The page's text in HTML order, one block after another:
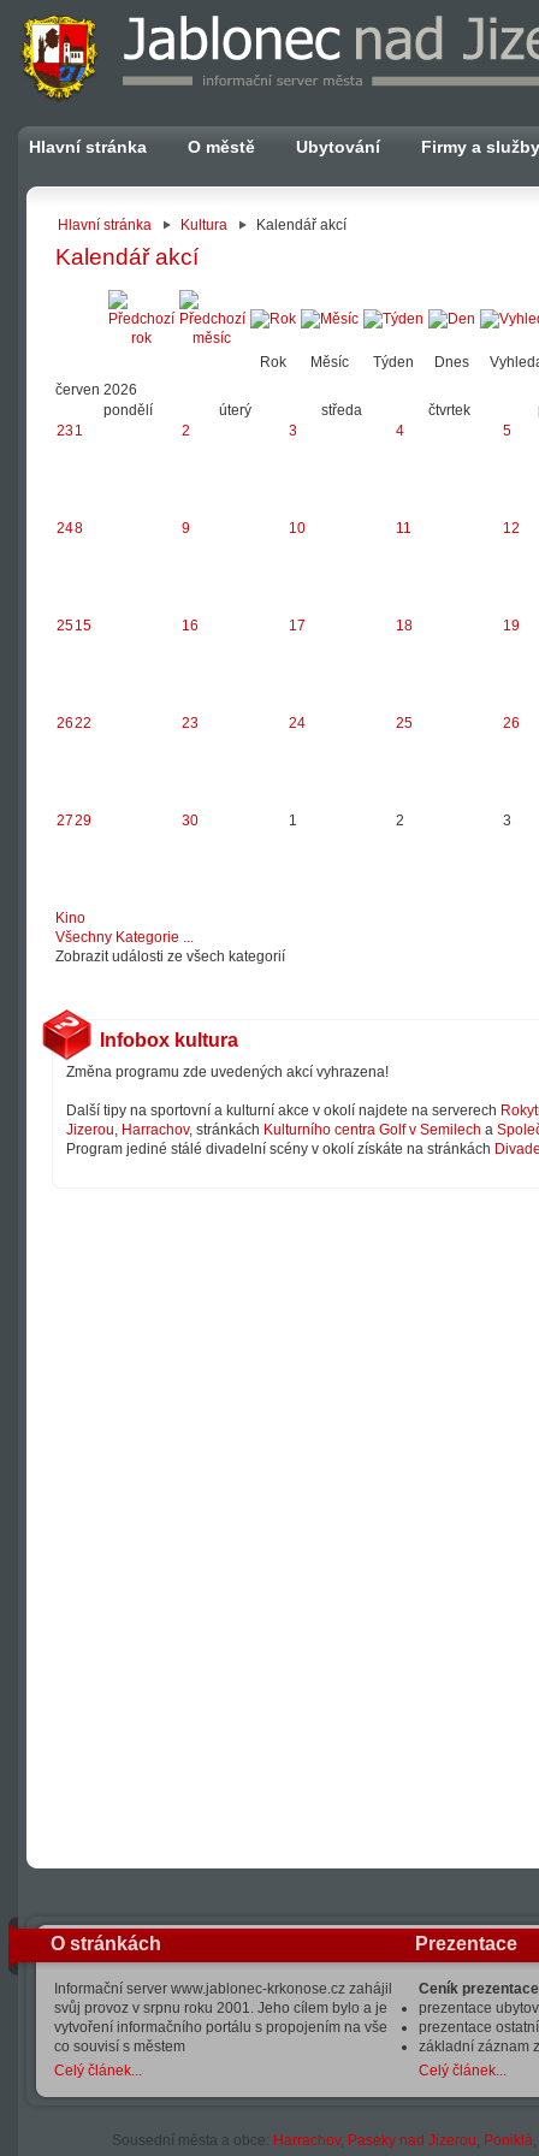
Hlavní stránka O městě Ubytování Firmy a služby
Hlavní stránka Kultura Kalendář akcí
Kalendář akcí
Rok Měsíc Týden Dnes
červen 2026
pondělí
úterý středa čtvrtek
231 2 3 4 5
248 9 10 11 12
2515 16 17 18 19
2622 23 24 25 26
2729 30 1 2 3
Kino
Všechny Kategorie ...
Zobrazit události ze všech kategorií
Infobox kultura
Změna programu zde uvedených akcí vyhrazena!
Další tipy na sportovní a kulturní akce v okolí najdete na serverech
Jizerou, Harrachov, stránkách Kulturního centra Golf v Semilech a
Program jediné stálé divadelní scény v okolí získáte na stránkách
O stránkách
Informační server www.jablonec-krkonose.cz zahájil
svůj provoz v srpnu roku 2001. Jeho cílem bylo a je
vytvoření informačního portálu s propojením na vše
co souvisí s městem
Celý článek...
Prezentace
Ceník
prezentace
prezentace
základní záznam
Celý článek...
Sousední města a obce: Harrachov, Paseky nad Jizerou, Poniklá,